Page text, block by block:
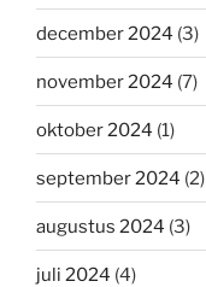
december 2024 (3)
november 2024 (7)
oktober 2024 (1)
september 2024 (2)
augustus 2024 (3)
juli 2024 (4)